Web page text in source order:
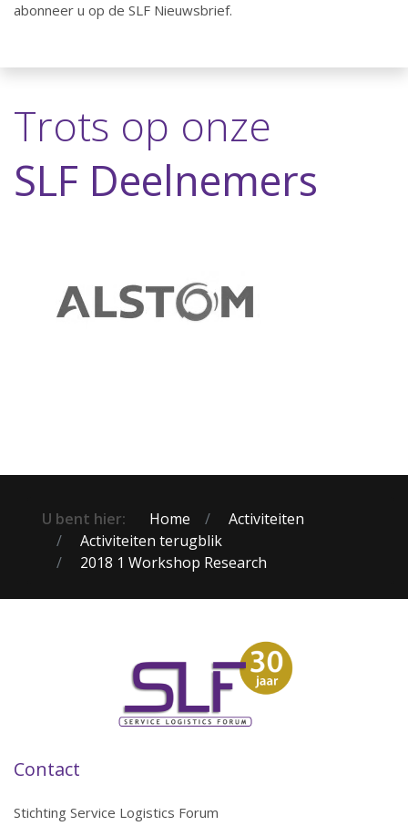
abonneer u op de SLF Nieuwsbrief.
Trots op onze
SLF Deelnemers
U bent hier: Home
Activiteiten
Activiteiten terugblik
2018 1 Workshop Research
Contact
Stichting Service Logistics Forum